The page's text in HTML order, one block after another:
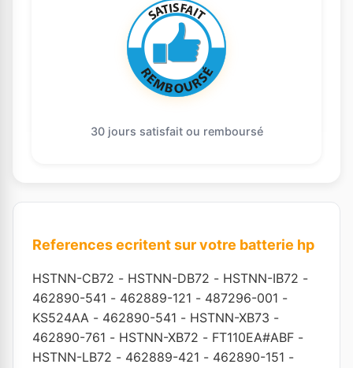
30 jours satisfait ou remboursé
References ecritent sur votre batterie hp
HSTNN-CB72 - HSTNN-DB72 - HSTNN-IB72 -
462890-541 - 462889-121 - 487296-001 -
KS524AA - 462890-541 - HSTNN-XB73 -
462890-761 - HSTNN-XB72 - FT110EA#ABF -
HSTNN-LB72 - 462889-421 - 462890-151 -